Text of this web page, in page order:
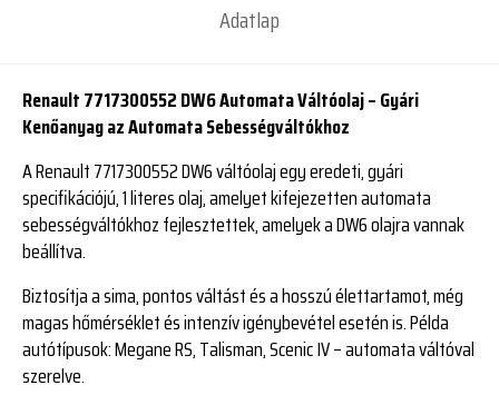
Adatlap
Renault 7717300552 DW6 Automata Váltóolaj – Gyári
Kenőanyag az Automata Sebességváltókhoz
A Renault 7717300552 DW6 váltóolaj egy eredeti, gyári
specifikációjú, 1 literes olaj, amelyet kifejezetten automata
sebességváltókhoz fejlesztettek, amelyek a DW6 olajra vannak
beállítva.
Biztosítja a sima, pontos váltást és a hosszú élettartamot, még
magas hőmérséklet és intenzív igénybevétel esetén is. Példa
autótípusok: Megane RS, Talisman, Scenic IV – automata váltóval
szerelve.